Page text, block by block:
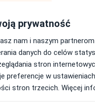
online ze
prywatność
nam i naszym
danych do celów
stron
preferencje w
stron trzecich. Więcej